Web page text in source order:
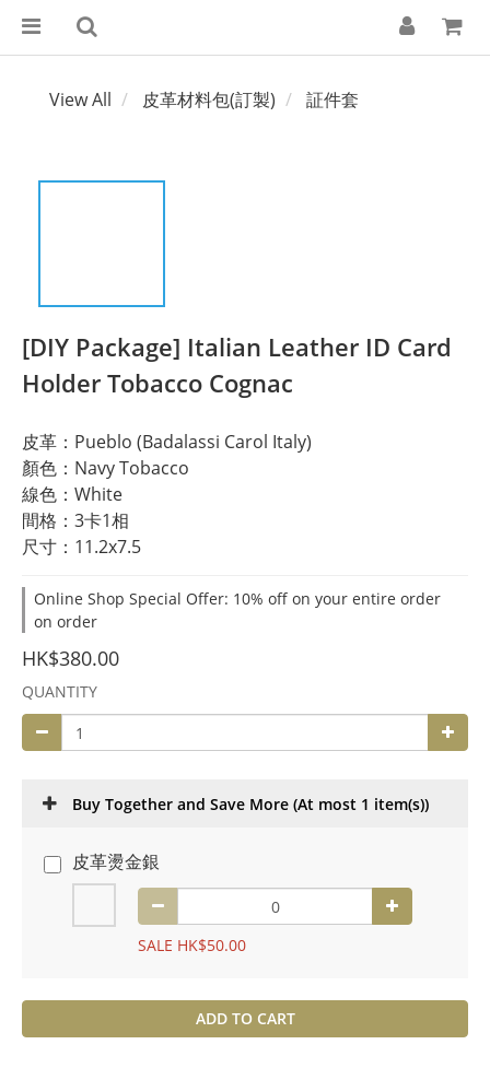
View All 皮革材料包(訂製) 証件套
[DIY Package] Italian Leather ID Card
Holder Tobacco Cognac
皮革：Pueblo (Badalassi Carol Italy)
顏色：Navy Tobacco
線色：White
間格：3卡1相
尺寸：11.2x7.5
Online Shop Special Offer: 10% off on your entire order
on order
HK$380.00
QUANTITY
Buy Together and Save More (At most 1 item(s))
皮革燙金銀
SALE HK$50.00
ADD TO CART